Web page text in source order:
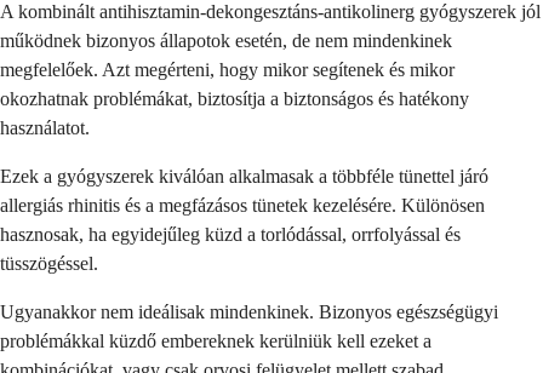
A kombinált antihisztamin-dekongesztáns-antikolinerg gyógyszerek jól
működnek bizonyos állapotok esetén, de nem mindenkinek
megfelelőek. Azt megérteni, hogy mikor segítenek és mikor
okozhatnak problémákat, biztosítja a biztonságos és hatékony
használatot.
Ezek a gyógyszerek kiválóan alkalmasak a többféle tünettel járó
allergiás rhinitis és a megfázásos tünetek kezelésére. Különösen
hasznosak, ha egyidejűleg küzd a torlódással, orrfolyással és
tüsszögéssel.
Ugyanakkor nem ideálisak mindenkinek. Bizonyos egészségügyi
problémákkal küzdő embereknek kerülniük kell ezeket a